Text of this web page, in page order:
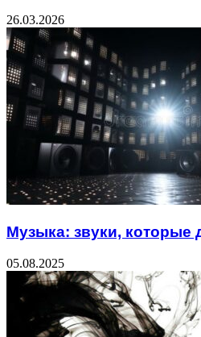
26.03.2026
Музыка: звуки, которые
05.08.2025